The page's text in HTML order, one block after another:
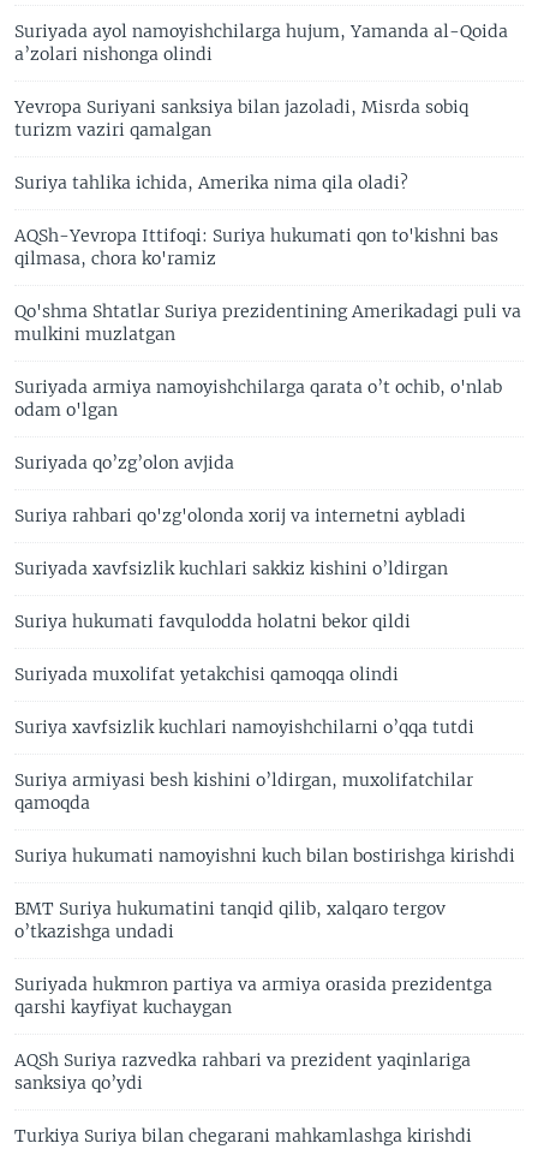
Suriyada ayol namoyishchilarga hujum, Yamanda al-Qoida
a’zolari nishonga olindi
Yevropa Suriyani sanksiya bilan jazoladi, Misrda sobiq
turizm vaziri qamalgan
Suriya tahlika ichida, Amerika nima qila oladi?
AQSh-Yevropa Ittifoqi: Suriya hukumati qon to'kishni bas
qilmasa, chora ko'ramiz
Qo'shma Shtatlar Suriya prezidentining Amerikadagi puli va
mulkini muzlatgan
Suriyada armiya namoyishchilarga qarata o’t ochib, o'nlab
odam o'lgan
Suriyada qo’zg’olon avjida
Suriya rahbari qo'zg'olonda xorij va internetni aybladi
Suriyada xavfsizlik kuchlari sakkiz kishini o’ldirgan
Suriya hukumati favqulodda holatni bekor qildi
Suriyada muxolifat yetakchisi qamoqqa olindi
Suriya xavfsizlik kuchlari namoyishchilarni o’qqa tutdi
Suriya armiyasi besh kishini o’ldirgan, muxolifatchilar
qamoqda
Suriya hukumati namoyishni kuch bilan bostirishga kirishdi
BMT Suriya hukumatini tanqid qilib, xalqaro tergov
o’tkazishga undadi
Suriyada hukmron partiya va armiya orasida prezidentga
qarshi kayfiyat kuchaygan
AQSh Suriya razvedka rahbari va prezident yaqinlariga
sanksiya qo’ydi
Turkiya Suriya bilan chegarani mahkamlashga kirishdi